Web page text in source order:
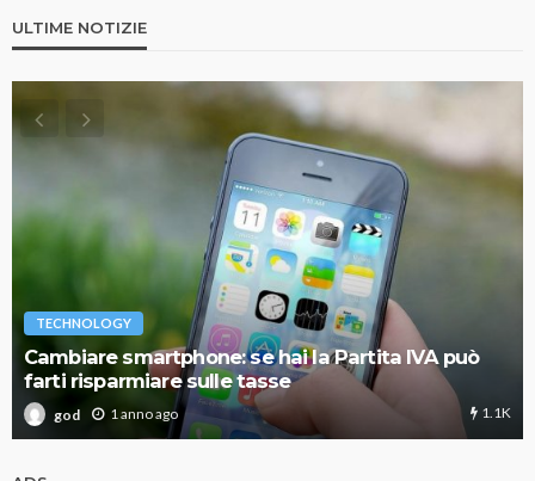
ULTIME NOTIZIE
TECHNOLOGY
Cambiare smartphone: se hai la Partita IVA può
farti risparmiare sulle tasse
god 1 anno ago 1.1K